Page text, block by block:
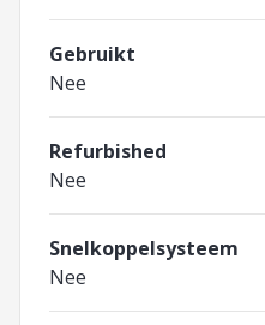
Gebruikt
Nee
Refurbished
Nee
Snelkoppelsysteem
Nee